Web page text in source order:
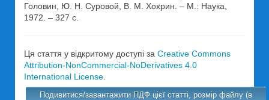
Головин, Ю. Н. Суровой, В. М. Хохрин. – М.: Наука,
1972. – 327 с.
Ця стаття у відкритому доступі за Creative Commons
Attribution-NonCommercial-NoDerivatives 4.0
International License
Подивитися/завантажити ПДФ цієї статті, розмір файлу (в